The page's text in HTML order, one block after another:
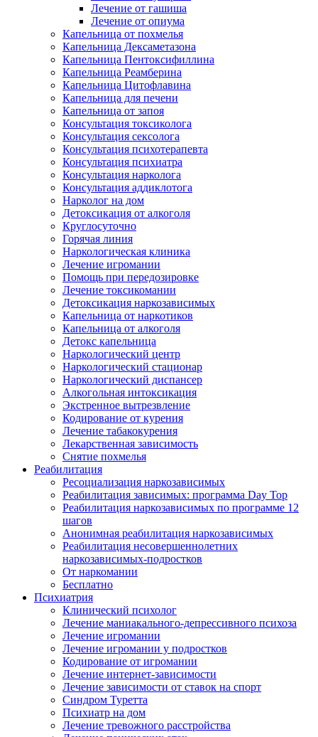
Лечение от гашиша
Лечение от опиума
Капельница от похмелья
Капельница Дексаметазона
Капельница Пентоксифиллина
Капельница Реамберина
Капельница Цитофлавина
Капельница для печени
Капельница от запоя
Консультация токсиколога
Консультация сексолога
Консультация психотерапевта
Консультация психиатра
Консультация нарколога
Консультация аддиклотога
Нарколог на дом
Детоксикация от алкоголя
Круглосуточно
Горячая линия
Наркологическая клиника
Лечение игромании
Помощь при передозировке
Лечение токсикомании
Детоксикация наркозависимых
Капельница от наркотиков
Капельница от алкоголя
Детокс капельница
Наркологический центр
Наркологический стационар
Наркологический диспансер
Алкогольная интоксикация
Экстренное вытрезвление
Кодирование от курения
Лечение табакокурения
Лекарственная зависимость
Снятие похмелья
Реабилитация
Ресоциализация наркозависимых
Реабилитация зависимых: программа Day Top
Реабилитация наркозависимых по программе 12
шагов
Анонимная реабилитация наркозависимых
Реабилитация несовершеннолетних
наркозависимых-подростков
От наркомании
Бесплатно
Психиатрия
Клинический психолог
Лечение маниакального-депрессивного психоза
Лечение игромании
Лечение игромании у подростков
Кодирование от игромании
Лечение интернет-зависимости
Лечение зависимости от ставок на спорт
Синдром Туретта
Психиатр на дом
Лечение тревожного расстройства